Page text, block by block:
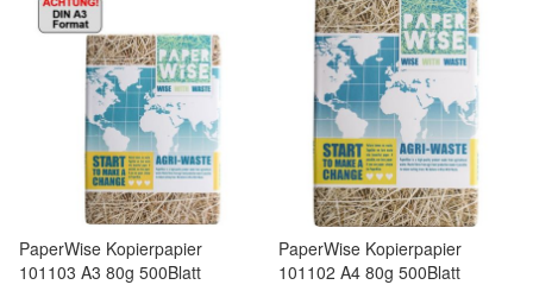
PaperWise Kopierpapier
101103 A3 80g 500Blatt
PaperWise Kopierpapier
101102 A4 80g 500Blatt